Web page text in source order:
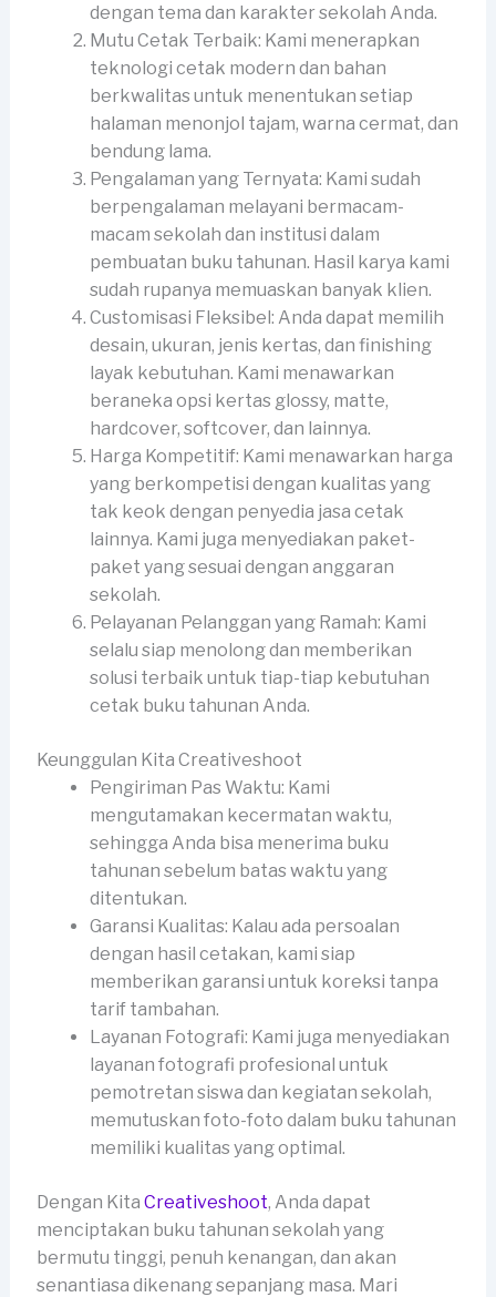
dengan tema dan karakter sekolah Anda.
Mutu Cetak Terbaik: Kami menerapkan
teknologi cetak modern dan bahan
berkwalitas untuk menentukan setiap
halaman menonjol tajam, warna cermat, dan
bendung lama.
Pengalaman yang Ternyata: Kami sudah
berpengalaman melayani bermacam-
macam sekolah dan institusi dalam
pembuatan buku tahunan. Hasil karya kami
sudah rupanya memuaskan banyak klien.
Customisasi Fleksibel: Anda dapat memilih
desain, ukuran, jenis kertas, dan finishing
layak kebutuhan. Kami menawarkan
beraneka opsi kertas glossy, matte,
hardcover, softcover, dan lainnya.
Harga Kompetitif: Kami menawarkan harga
yang berkompetisi dengan kualitas yang
tak keok dengan penyedia jasa cetak
lainnya. Kami juga menyediakan paket-
paket yang sesuai dengan anggaran
sekolah.
Pelayanan Pelanggan yang Ramah: Kami
selalu siap menolong dan memberikan
solusi terbaik untuk tiap-tiap kebutuhan
cetak buku tahunan Anda.
Keunggulan Kita Creativeshoot
Pengiriman Pas Waktu: Kami
mengutamakan kecermatan waktu,
sehingga Anda bisa menerima buku
tahunan sebelum batas waktu yang
ditentukan.
Garansi Kualitas: Kalau ada persoalan
dengan hasil cetakan, kami siap
memberikan garansi untuk koreksi tanpa
tarif tambahan.
Layanan Fotografi: Kami juga menyediakan
layanan fotografi profesional untuk
pemotretan siswa dan kegiatan sekolah,
memutuskan foto-foto dalam buku tahunan
memiliki kualitas yang optimal.
Dengan Kita Creativeshoot, Anda dapat
menciptakan buku tahunan sekolah yang
bermutu tinggi, penuh kenangan, dan akan
senantiasa dikenang sepanjang masa. Mari